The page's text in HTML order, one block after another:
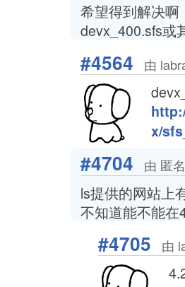
希望得到解决啊
devx_400.sfs或
#4564 由
x/
#4704 由 匿
ls提供的网站上
不知道能不能在
#4705 由